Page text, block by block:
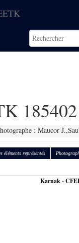
185402
: Maucor
éléments représentés